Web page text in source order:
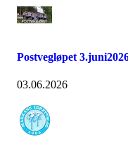
Postvegløpet
03.06.2026